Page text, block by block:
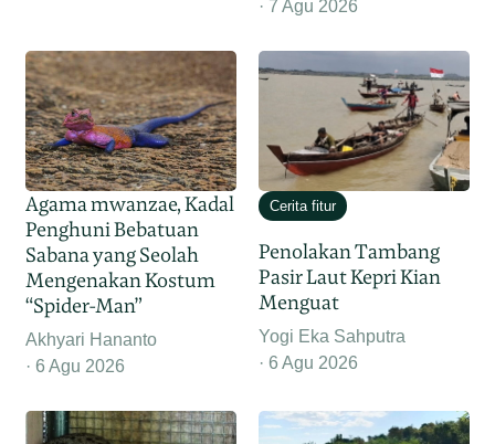
7 Agu 2026
Agama mwanzae, Kadal
Penghuni Bebatuan
Sabana yang Seolah
Mengenakan Kostum
“Spider-Man”
Akhyari Hananto
6 Agu 2026
Cerita fitur
Penolakan Tambang
Pasir Laut Kepri Kian
Menguat
Yogi Eka Sahputra
6 Agu 2026